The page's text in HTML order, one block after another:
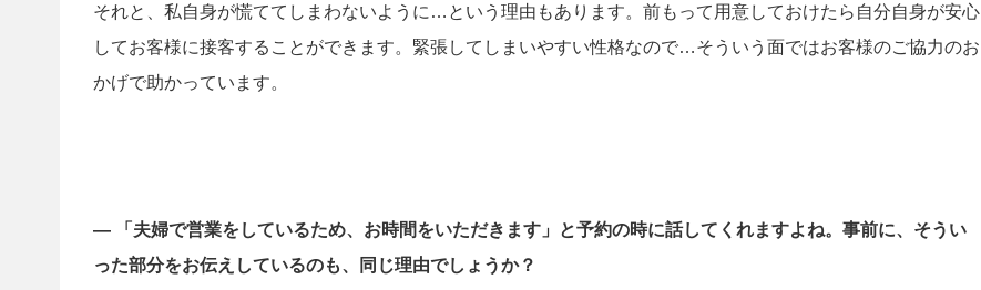
それと、私自身が慌ててしまわないように…という理由もあります。前もって用意しておけたら自分自身が安心
してお客様に接客することができます。緊張してしまいやすい性格なので…そういう面ではお客様のご協力のお
かげで助かっています。
— 「夫婦で営業をしているため、お時間をいただきます」と予約の時に話してくれますよね。事前に、そうい
った部分をお伝えしているのも、同じ理由でしょうか？